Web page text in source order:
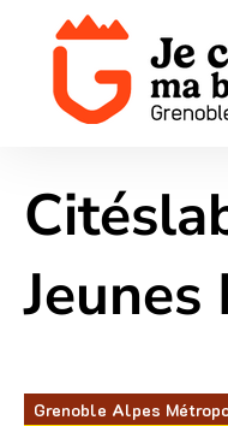
Jeunes
Grenoble Alpes